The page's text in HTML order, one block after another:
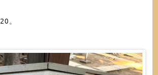
。